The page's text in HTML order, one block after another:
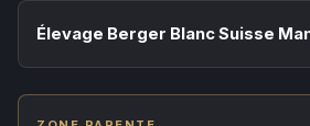
Élevage Berger Blanc Suisse